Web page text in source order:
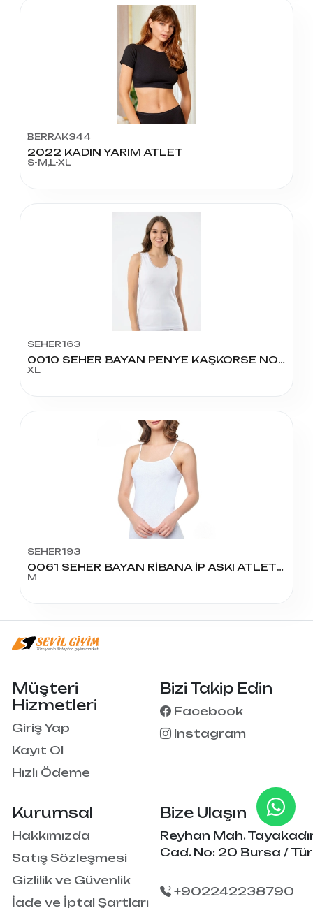
BERRAK344
2022 KADIN YARIM ATLET
S-M,L-XL
SEHER163
0010 SEHER BAYAN PENYE KAŞKORSE NO:5
XL
SEHER193
0061 SEHER BAYAN RİBANA İP ASKI ATLET NO:3
M
Kurumsal
Hakkımızda
Satış Sözleşmesi
Gizlilik ve Güvenlik
İade ve İptal Şartları
Müşteri
Hizmetleri
Giriş Yap
Kayıt Ol
Hızlı Ödeme
Bizi Takip Edin
Facebook
Instagram
Bize Ulaşın
Reyhan Mah.
Cad. No: 20 Bursa /
+902242238790